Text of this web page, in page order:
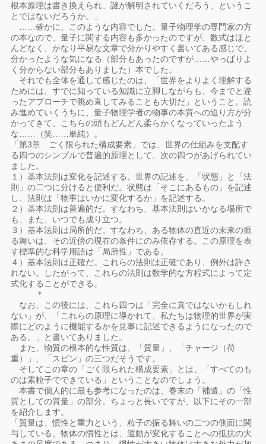
根本原理は書き換えられ、謎が解明されていくだろう、というこ
とではないだろうか。」
……確かに、このような内容でした。量子物理学の専門家の方
の本なので、量子に関する内容も多かったのですが、数式はほと
んどなく、かなり平易な文章で分かりやすく書いてある感じで、
分かったような気になる（部分もあったのですが……やっぱりよ
く分からない部分もありました）本でした。
それでも全体を通して感じたのは、「世界をよりよく理解する
ためには、すでに知っている知識に立脚しながらも、今までと違
ったアプローチで眺め直してみることも大切だ」ということ。読
み進めていくうちに、量子物理学者の物事の本質への迫り方が分
かってきて、こちらの頭もどんどん柔らかくなっていったよう
な……（笑……単純）。
「第3章 ごく限られた構成要素」では、世界の仕組みを支配す
る四つのシンプルで普遍的原理として、次の四つがあげられてい
ました。
１）基本法則は変化を記述する。世界の記述を、「状態」と「法
則」の二つに分けると便利だ。状態は「そこにあるもの」を記述
し、法則は「物事はいかに変化するか」を記述する。
２）基本法則は普遍的だ。すなわち、基本法則はいかなる場所で
も、また、いつでも成り立つ。
３）基本法則は局所的だ。すなわち、ある物体の直近の未来の振
る舞いは、その近傍の現在の条件にのみ依存する。この原理を表
す標準的な科学用語は「局所性」である。
４）基本法則は正確だ。これらの法則は正確であり、例外は許さ
れない。したがって、これらの法則は数学的な方程式によって定
式化することができる。
＊
なお、この後には、これら四つは「完全に真ではないかもしれ
ない」が、「これらの原理に導かれて、私たちは物理的世界が実
際にどのように機能するかを見事に記述できるようになったので
ある。」と書いてありました。
また、物質の根本的な性質は、「質量」、「チャージ（荷
重）」、「スピン」の三つだそうです。
そしてこの章の「ごく限られた構成要素」とは、「すべてのも
のは素粒子でできている」ということなのでしょう。
本書で個人的に最も参考になったのは、巻末の「補遺」の「性
質としての質量」の部分。ちょっと長いですが、以下にその一部
を紹介します。
「質量は、慣性と重力という、粒子の振る舞いの二つの側面に関
与している。物体の慣性とは、運動が変化することへの抵抗の大